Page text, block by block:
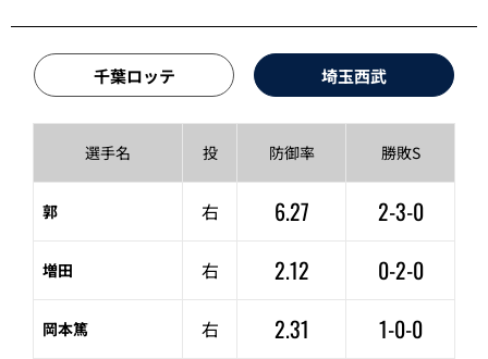
千葉ロッテ 埼玉西武
選手名 投 防御率 勝敗S
郭 右 6.27 2-3-0
増田 右 2.12 0-2-0
岡本篤 右 2.31 1-0-0